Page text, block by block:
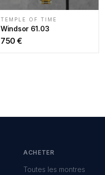
TEMPLE OF TIME
Windsor 61.03
750 €
ACHETER
Toutes les montres